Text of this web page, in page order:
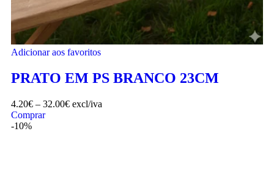
Adicionar aos favoritos
PRATO EM PS BRANCO 23CM
4.20€ – 32.00€ excl/iva
Comprar
-10%